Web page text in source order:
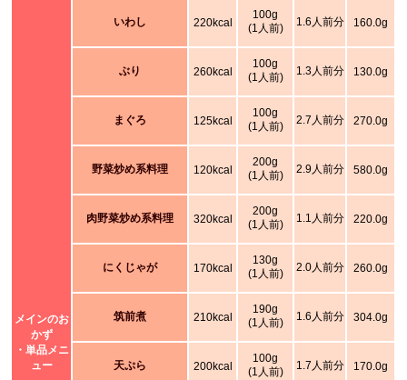
メインのお
かず
・単品メニ
ュー
いわし 220kcal
100g
(1人前)
1.6人前分 160.0g
ぶり 260kcal
100g
(1人前)
1.3人前分 130.0g
まぐろ 125kcal
100g
(1人前)
2.7人前分 270.0g
野菜炒め系料理 120kcal
200g
(1人前)
2.9人前分 580.0g
肉野菜炒め系料理 320kcal
200g
(1人前)
1.1人前分 220.0g
にくじゃが 170kcal
130g
(1人前)
2.0人前分 260.0g
筑前煮 210kcal
190g
(1人前)
1.6人前分 304.0g
天ぷら 200kcal
100g
(1人前)
1.7人前分 170.0g